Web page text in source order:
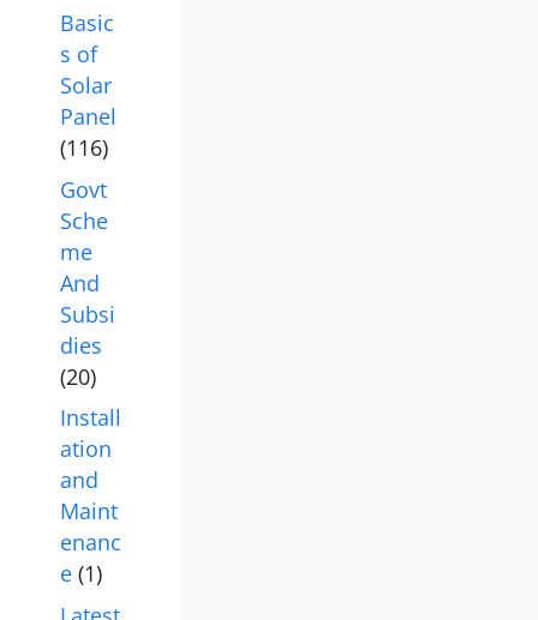
Basic
s of
Solar
Panel
(116)
Govt
Sche
me
And
Subsi
dies
(20)
Install
ation
and
Maint
enanc
e (1)